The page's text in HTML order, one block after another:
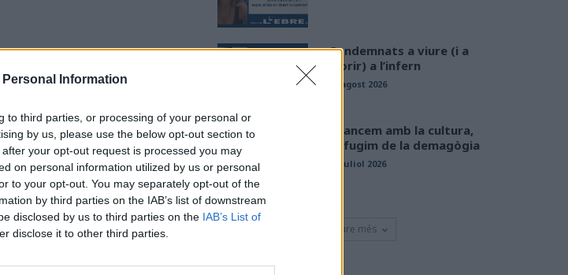
Information
to third parties, or processing of your personal or
by us, please use the below opt-out section to
your opt-out request is processed you may
on personal information utilized by us or personal
to your opt-out. You may separately opt-out of the
by third parties on the IAB’s list of downstream
disclosed by us to third parties on the IAB’s List of
disclose it to other third parties.
Article següent
Trofeu de Sant Llorenç
Condemnats a viure (i a
morir) a l’infern
01 agost 2026
Avancem amb la cultura,
defugim de la demagògia
31 juliol 2026
Veure més